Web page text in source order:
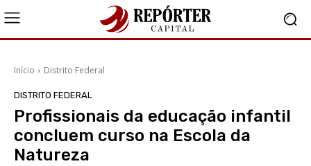
Início Distrito Federal
DISTRITO FEDERAL
Profissionais da educação infantil
concluem curso na Escola da
Natureza